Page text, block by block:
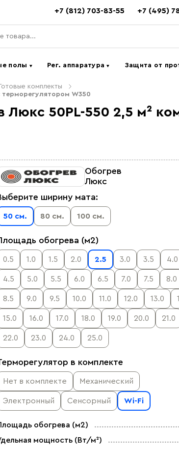
+7 (812) 703-83-55 +7 (495)
полы ▼ Рег. аппаратура▼ Защита от
Готовые комплекты
W350
50PL-550 2,5 м²
Обогрев
Люкс
ширину мата:
50 см. 80 см. 100 см.
обогрева (м2)
0.5 1.0 1.5 2.0 2.5 3.0 3.5 4.0
4.5 5.0 5.5 6.0 6.5 7.0 7.5 8.0
8.5 9.0 9.5 10.0 11.0 12.0 13.0
15.0 16.0 17.0 18.0 19.0 20.0 21.0
22.0 23.0 24.0 25.0
в комплекте
Нет в комплекте Механический
Электронный Сенсорный Wi-Fi
обогрева (м2)
мощность (Вт/м²)